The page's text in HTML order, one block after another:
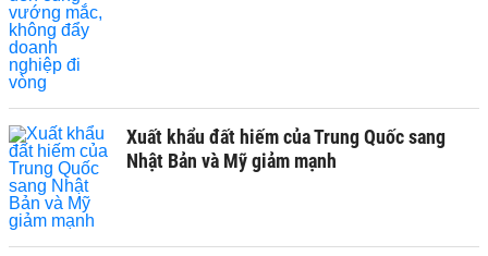
Xuất khẩu đất hiếm của Trung Quốc sang
Nhật Bản và Mỹ giảm mạnh